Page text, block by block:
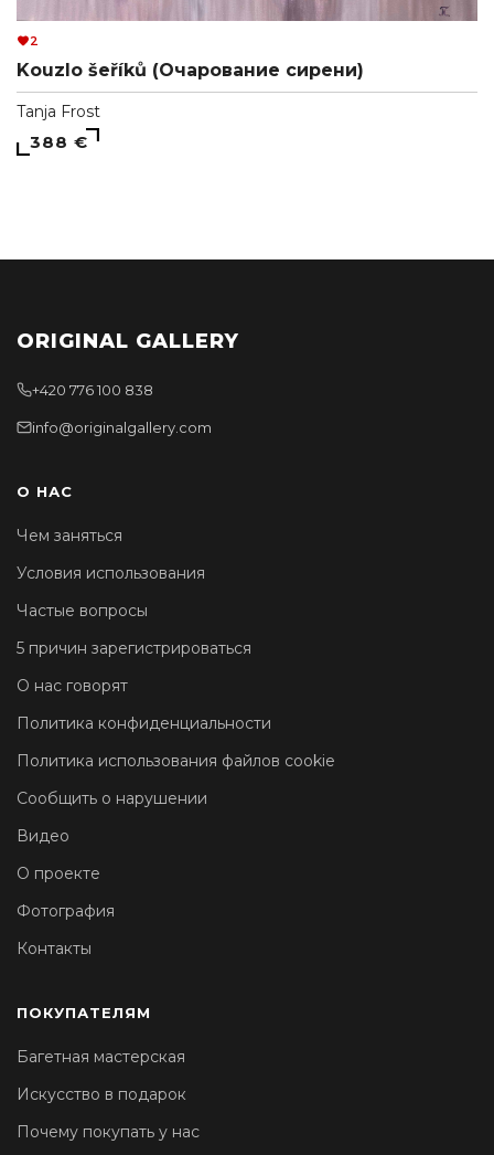
2
Kouzlo šeříků (Очарование сирени)
Tanja Frost
388 €
ORIGINAL GALLERY
+420 776 100 838
info@originalgallery.com
О НАС
Чем заняться
Условия использования
Частые вопросы
5 причин зарегистрироваться
О нас говорят
Политика конфиденциальности
Политика использования файлов cookie
Сообщить о нарушении
Видео
О проекте
Фотография
Контакты
ПОКУПАТЕЛЯМ
Багетная мастерская
Искусство в подарок
Почему покупать у нас